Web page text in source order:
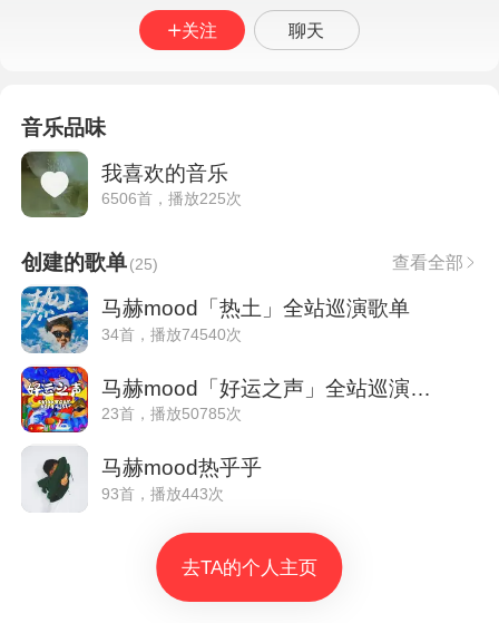
关注 聊天
音乐品味
我喜欢的音乐
6506首，播放225次
创建的歌单(25) 查看全部
马赫mood「热土」全站巡演歌单
34首，播放74540次
马赫mood「好运之声」全站巡演歌单
23首，播放50785次
马赫mood热乎乎
93首，播放443次
去TA的个人主页